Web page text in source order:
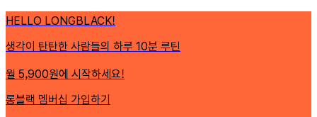
HELLO LONGBLACK!
생각이 탄탄한 사람들의 하루 10분 루틴
월 5,900원에 시작하세요!
롱블랙 멤버십 가입하기